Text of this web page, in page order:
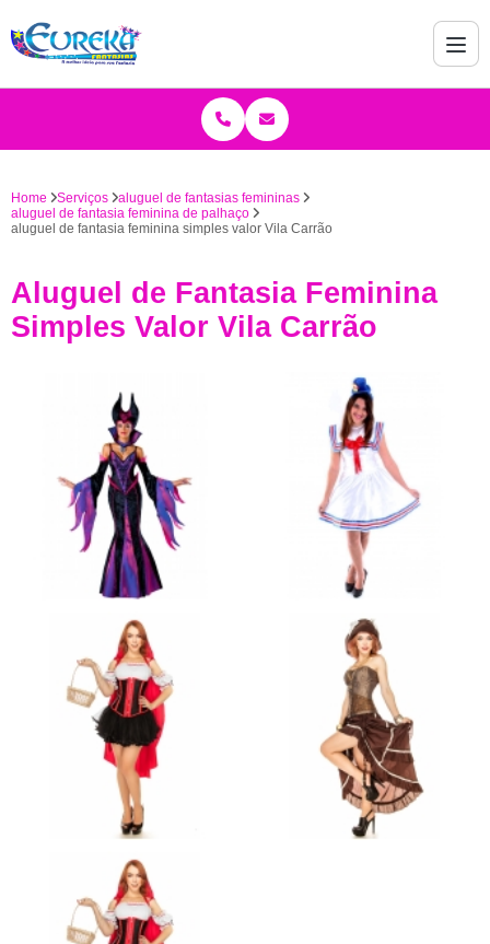
Home Serviços
aluguel de fantasias femininas
aluguel de fantasia feminina de palhaço
aluguel de fantasia feminina simples valor Vila Carrão
Aluguel de Fantasia Feminina
Simples Valor Vila Carrão